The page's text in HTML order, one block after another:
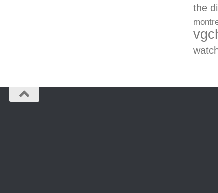
the